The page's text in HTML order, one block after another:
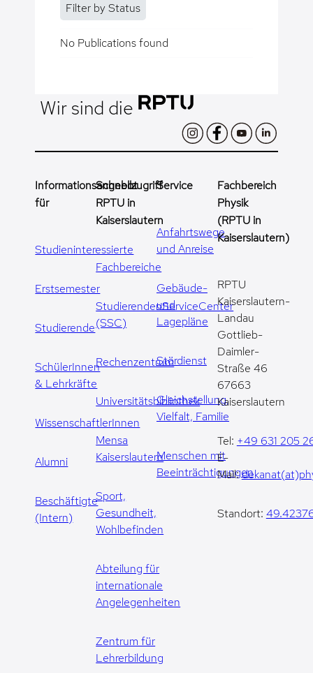
Filter by Status
No Publications found
Wir sind die
Informationsangebot
für
Studieninteressierte
Erstsemester
Studierende
SchülerInnen
& Lehrkräfte
WissenschaftlerInnen
Alumni
Beschäftigte
(Intern)
Schnellzugriff
RPTU in
Kaiserslautern
Fachbereiche
StudierendenServiceCenter
(SSC)
Rechenzentrum
Universitätsbibliothek
Mensa
Kaiserslautern
Sport,
Gesundheit,
Wohlbefinden
Abteilung für
internationale
Angelegenheiten
Zentrum für
Lehrerbildung
Service
Anfahrtswege
und Anreise
Gebäude-
und
Lagepläne
Stördienst
Gleichstellung,
Vielfalt, Familie
Menschen mit
Beeinträchtigungen
Fachbereich
Physik
(RPTU in
Kaiserslautern)
RPTU
Kaiserslautern-
Landau
Gottlieb-
Daimler-
Straße 46
67663
Kaiserslautern
Tel: +49 631 205
E-
Mail:
Standort: